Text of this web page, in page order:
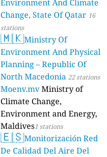
Environment And Climate
Change, State Of Qatar 16
stations
🇲🇰Ministry Of
Environment And Physical
Planning – Republic Of
North Macedonia 22 stations
Moenv.mvMinistry of
Climate Change,
Environment and Energy,
Maldives1 stations
🇪🇸Monitorización Red
De Calidad Del Aire Del